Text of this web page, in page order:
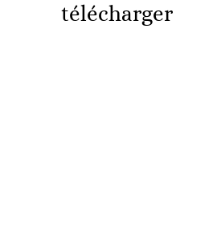
télécharger